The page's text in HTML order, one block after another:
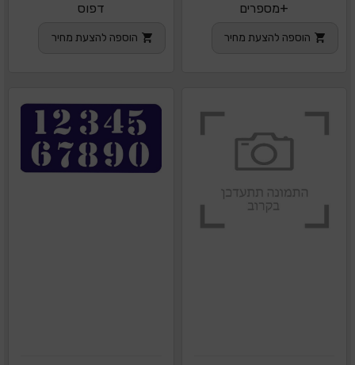
+מספרים
הוספה להצעת מחיר
דפוס
הוספה להצעת מחיר